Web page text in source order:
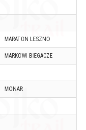
MARATON LESZNO
MARKOWI BIEGACZE
MONAR